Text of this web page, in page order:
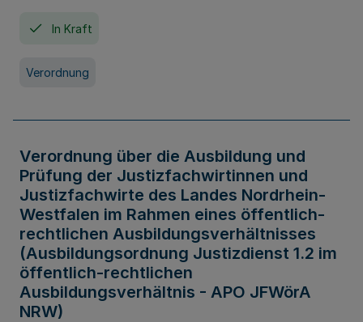
In Kraft
Verordnung
Verordnung über die Ausbildung und
Prüfung der Justizfachwirtinnen und
Justizfachwirte des Landes Nordrhein-
Westfalen im Rahmen eines öffentlich-
rechtlichen Ausbildungsverhältnisses
(Ausbildungsordnung Justizdienst 1.2 im
öffentlich-rechtlichen
Ausbildungsverhältnis - APO JFWörA
NRW)